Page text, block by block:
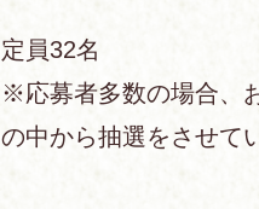
定員32名
※応募者多数の場合、
の中から抽選をさせて